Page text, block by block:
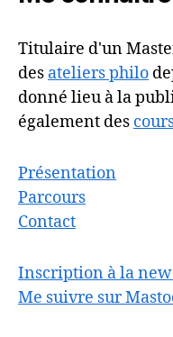
Titulaire d'un
des ateliers philo
donné lieu à la
également des
Présentation
Parcours
Contact
Inscription à la
Me suivre sur